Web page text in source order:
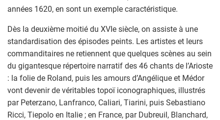
années 1620, en sont un exemple caractéristique.
Dès la deuxième moitié du XVIe siècle, on assiste à une
standardisation des épisodes peints. Les artistes et leurs
commanditaires ne retiennent que quelques scènes au sein
du gigantesque répertoire narratif des 46 chants de l’Arioste
: la folie de Roland, puis les amours d’Angélique et Médor
vont devenir de véritables topoï iconographiques, illustrés
par Peterzano, Lanfranco, Caliari, Tiarini, puis Sebastiano
Ricci, Tiepolo en Italie ; en France, par Dubreuil, Blanchard,